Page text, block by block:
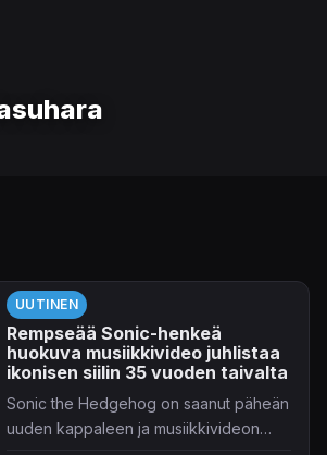
UUTINEN
Rempseää Sonic-henkeä
huokuva musiikkivideo juhlistaa
ikonisen siilin 35 vuoden taivalta
Sonic the Hedgehog on saanut päheän
uuden kappaleen ja musiikkivideon